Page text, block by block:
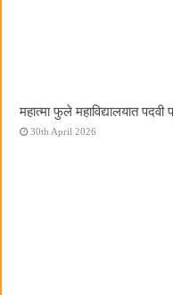
महात्मा फुले महाविद्यालयात
30th April 2026